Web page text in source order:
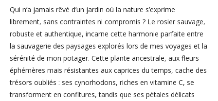
Qui n’a jamais rêvé d’un jardin où la nature s’exprime
librement, sans contraintes ni compromis ? Le rosier sauvage,
robuste et authentique, incarne cette harmonie parfaite entre
la sauvagerie des paysages explorés lors de mes voyages et la
sérénité de mon potager. Cette plante ancestrale, aux fleurs
éphémères mais résistantes aux caprices du temps, cache des
trésors oubliés : ses cynorhodons, riches en vitamine C, se
transforment en confitures, tandis que ses pétales délicats